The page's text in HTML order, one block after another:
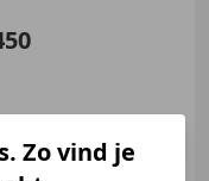
100 kW (136 PK)
Zo vind je